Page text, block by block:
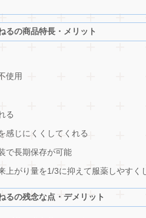
るの商品特長・メリット
使用
る
感じにくくしてくれる
で長期保存が可能
がり量を1/3に抑えて服薬しやすく
るの残念な点・デメリット